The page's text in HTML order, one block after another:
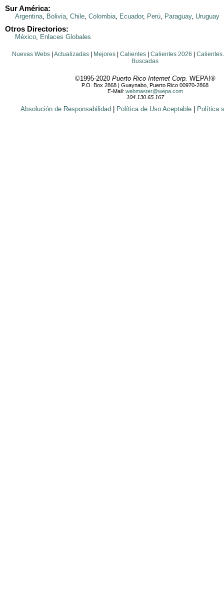
Sur América:
Argentina, Bolivia, Chile, Colombia, Ecuador, Perú, Paraguay, Uruguay
Otros Directorios:
México, Enlaces Globales
Nuevas Webs| Actualizadas| Mejores| Calientes| Calientes 2026
Calientes
Buscadas
©1995-2020 Puerto Rico Internet Corp. WEPA!®
P.O. Box 2868 | Guaynabo, Puerto Rico 00970-2868
E-Mail: webmaster@wepa.com
104.130.65.167
Absolución de Responsabilidad Política de Uso Aceptable Política